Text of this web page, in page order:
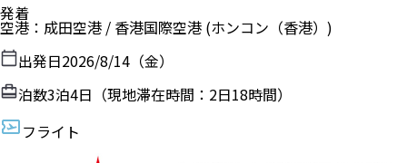
発着
空港 ： 成田空港 / 香港国際空港 (ホンコン（香港）)
出発日2026/8/14（金）
泊数3泊4日（現地滞在時間： 2日18時間）
フライト